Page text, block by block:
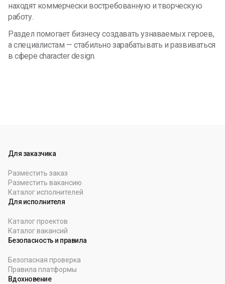
находят коммерчески востребованную и творческую
работу.
Раздел помогает бизнесу создавать узнаваемых героев,
а специалистам — стабильно зарабатывать и развиваться
в сфере character design.
Для заказчика
Разместить заказ
Разместить вакансию
Каталог исполнителей
Для исполнителя
Каталог проектов
Каталог вакансий
Безопасность и правила
Безопасная проверка
Правила платформы
Вдохновение